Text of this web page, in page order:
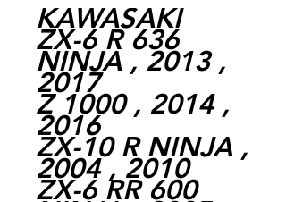
KAWASAKI
ZX-6 R 636
NINJA , 2013 ,
2017
Z 1000 , 2014 ,
2016
ZX-10 R NINJA ,
2004 , 2010
ZX-6 RR 600